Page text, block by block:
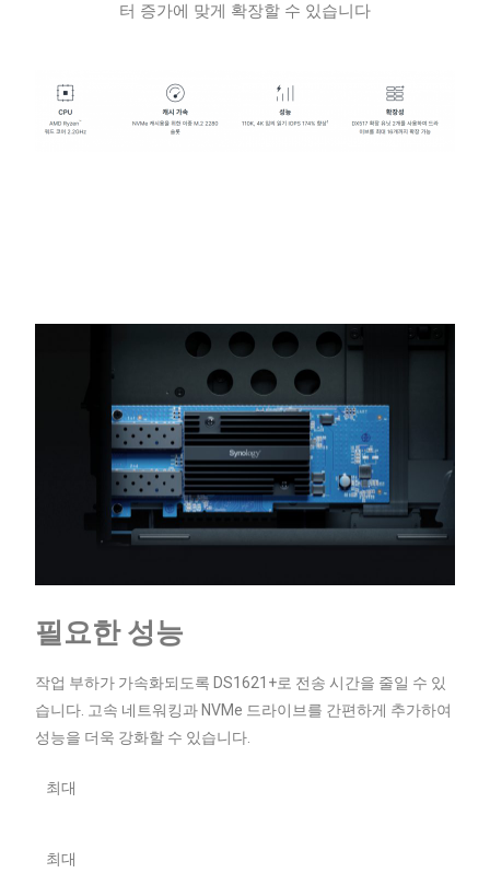
터 증가에 맞게 확장할 수 있습니다
필요한 성능
작업 부하가 가속화되도록 DS1621+로 전송 시간을 줄일 수 있
습니다. 고속 네트워킹과 NVMe 드라이브를 간편하게 추가하여
성능을 더욱 강화할 수 있습니다.
최대
최대